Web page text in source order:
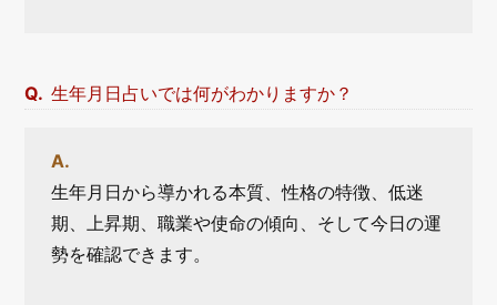
生年月日占いでは何がわかりますか？
生年月日から導かれる本質、性格の特徴、低迷
期、上昇期、職業や使命の傾向、そして今日の運
勢を確認できます。